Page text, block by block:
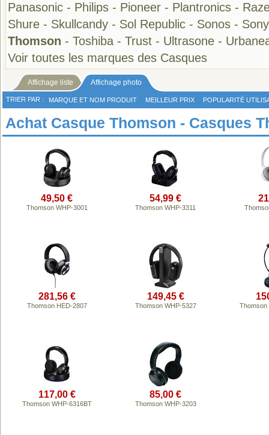
Panasonic - Philips - Pioneer - Plantronics -
Shure - Skullcandy - Sol Republic - Sonos - Sony
Thomson - Toshiba - Trust - Ultrasone -
Voir toutes les marques des Casques
Affichage liste Affichage photo
TRIER PAR : MARQUE ET NOM PRODUIT MEILLEUR PRIX POPULARITÉ
Achat Casque Thomson - Casques
49,50 €
Thomson WHP-3001
54,99 €
Thomson WHP-3311
281,56 €
Thomson HED-2807
149,45 €
Thomson WHP-5327 Thomson
117,00 €
Thomson WHP-6316BT
85,00 €
Thomson WHP-3203